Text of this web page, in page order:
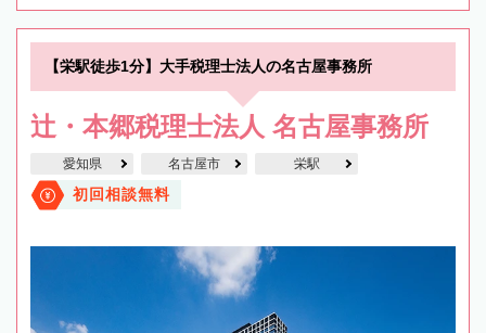
【栄駅徒歩1分】大手税理士法人の名古屋事務所
辻・本郷税理士法人 名古屋事務所
愛知県 名古屋市 栄駅
初回相談無料